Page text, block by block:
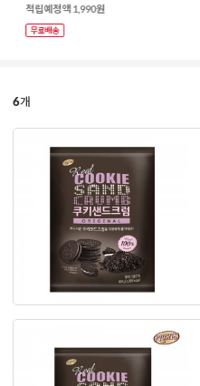
적립예정액 1,990원
6개